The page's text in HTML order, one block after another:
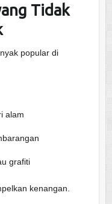
Tidak
popular di
alam
grafiti
kenangan.